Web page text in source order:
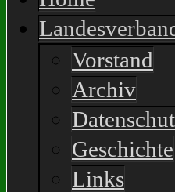
Vorstand
Archiv
Geschichte
Links